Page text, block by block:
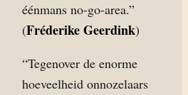
éénmans no-go-area.”
(Fréderike Geerdink)
“Tegenover de enorme
hoeveelheid onnozelaars